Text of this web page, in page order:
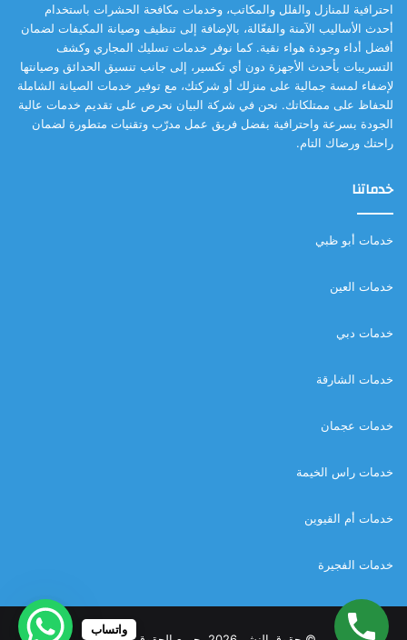
احترافية للمنازل والفلل والمكاتب، وخدمات مكافحة الحشرات باستخدام
أحدث الأساليب الآمنة والفعّالة، بالإضافة إلى تنظيف وصيانة المكيفات لضمان
أفضل أداء وجودة هواء نقية. كما نوفر خدمات تسليك المجاري وكشف
التسريبات بأحدث الأجهزة دون أي تكسير، إلى جانب تنسيق الحدائق وصيانتها
لإضفاء لمسة جمالية على منزلك أو شركتك، مع توفير خدمات الصيانة الشاملة
للحفاظ على ممتلكاتك. نحن في شركة البيان نحرص على تقديم خدمات عالية
الجودة بسرعة واحترافية بفضل فريق عمل مدرّب وتقنيات متطورة لضمان
راحتك ورضاك التام.
خدماتنا
خدمات أبو ظبي
خدمات العين
خدمات دبي
خدمات الشارقة
خدمات عجمان
خدمات راس الخيمة
خدمات أم القيوين
خدمات الفجيرة
واتساب